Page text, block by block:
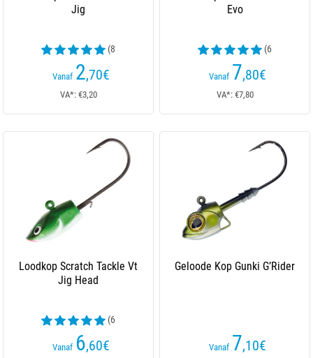
Jig
(8
beoordelingen)
Vanaf 2,70€
VA*: €3,20
Evo
(6
beoordelingen)
Vanaf 7,80€
VA*: €7,80
Loodkop Scratch Tackle Vt
Jig Head
(6
beoordelingen)
Vanaf 6,60€
Geloode Kop Gunki G’Rider
Vanaf 7,10€